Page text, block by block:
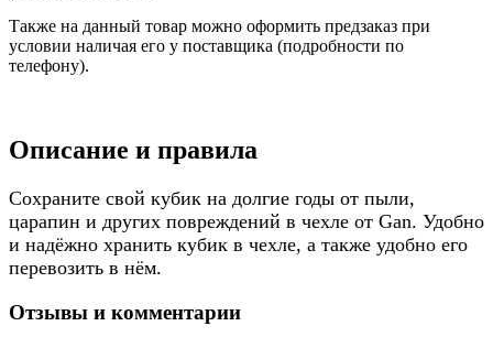
Также на данный товар можно оформить предзаказ при
условии наличая его у поставщика (подробности по
телефону).
Описание и правила
Сохраните свой кубик на долгие годы от пыли,
царапин и других повреждений в чехле от Gan. Удобно
и надёжно хранить кубик в чехле, а также удобно его
перевозить в нём.
Отзывы и комментарии